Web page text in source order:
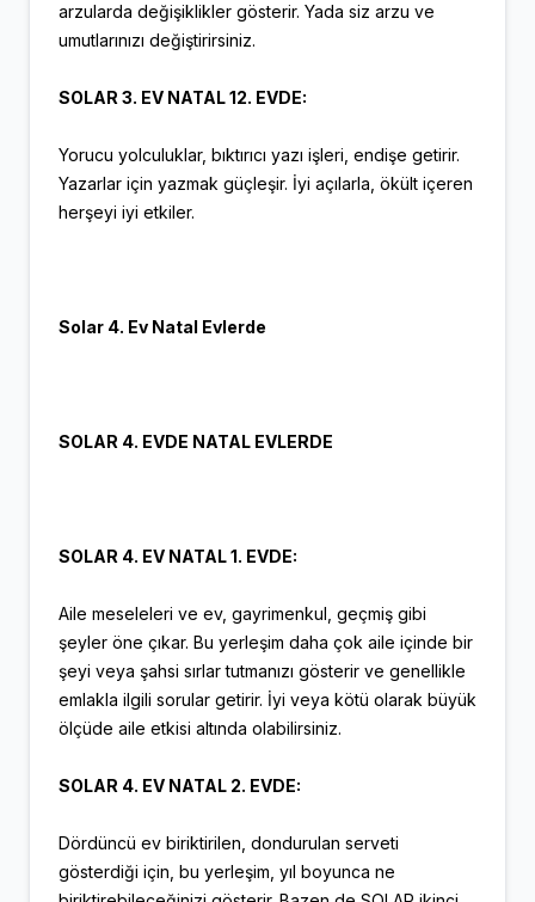
arzularda değişiklikler gösterir. Yada siz arzu ve
umutlarınızı değiştirirsiniz.
SOLAR 3. EV NATAL 12. EVDE:
Yorucu yolculuklar, bıktırıcı yazı işleri, endişe getirir.
Yazarlar için yazmak güçleşir. İyi açılarla, ökült içeren
herşeyi iyi etkiler.
Solar 4. Ev Natal Evlerde
SOLAR 4. EVDE NATAL EVLERDE
SOLAR 4. EV NATAL 1. EVDE:
Aile meseleleri ve ev, gayrimenkul, geçmiş gibi
şeyler öne çıkar. Bu yerleşim daha çok aile içinde bir
şeyi veya şahsi sırlar tutmanızı gösterir ve genellikle
emlakla ilgili sorular getirir. İyi veya kötü olarak büyük
ölçüde aile etkisi altında olabilirsiniz.
SOLAR 4. EV NATAL 2. EVDE:
Dördüncü ev biriktirilen, dondurulan serveti
gösterdiği için, bu yerleşim, yıl boyunca ne